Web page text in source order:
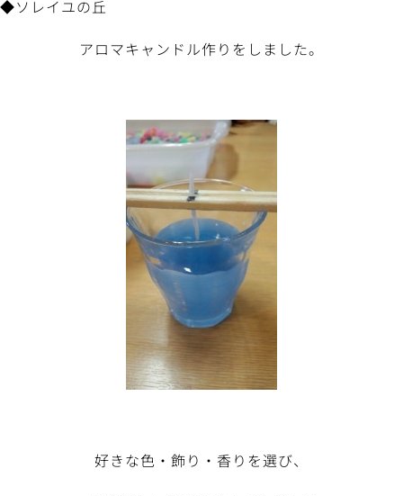
◆ソレイユの丘
アロマキャンドル作りをしました。
好きな色・飾り・香りを選び、